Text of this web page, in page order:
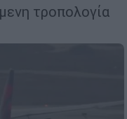
τροπολογία